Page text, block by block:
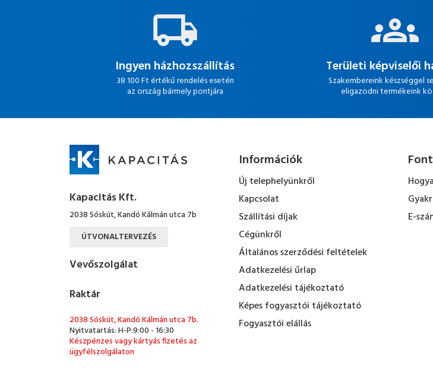
Ingyen házhozszállítás
38 100 Ft értékű rendelés esetén
az ország bármely pontjára
Területi képviselői
Szakembereink készséggel
eligazodni termékeink
Kapacitás Kft.
2038 Sóskút, Kandó Kálmán utca 7b
ÚTVONALTERVEZÉS
Vevőszolgálat
Raktár
2038 Sóskút, Kandó Kálmán utca 7b.
Nyitvatartás: H-P:9:00 - 16:30
Készpénzes vagy kártyás fizetés az
ügyfélszolgálaton
Információk
Új telephelyünkről
Kapcsolat
Szállítási díjak
Cégünkről
Általános szerződési feltételek
Adatkezelési űrlap
Adatkezelési tájékoztató
Képes fogyasztói tájékoztató
Fogyasztói elállás
E-